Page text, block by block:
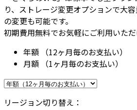
り、ストレージ変更オプションで大
の変更も可能です。
初期費用無料でお気軽にご利用いただ
年額
（12ヶ月毎のお支払い）
月額
（1ヶ月毎のお支払い）
リージョン切り替え：